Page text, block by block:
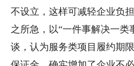
不设立，这样可减轻企业负
之所急，以“一件事解决一类
谈，认为服务类项目履约期